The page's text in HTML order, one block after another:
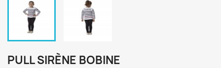
PULL SIRÈNE BOBINE